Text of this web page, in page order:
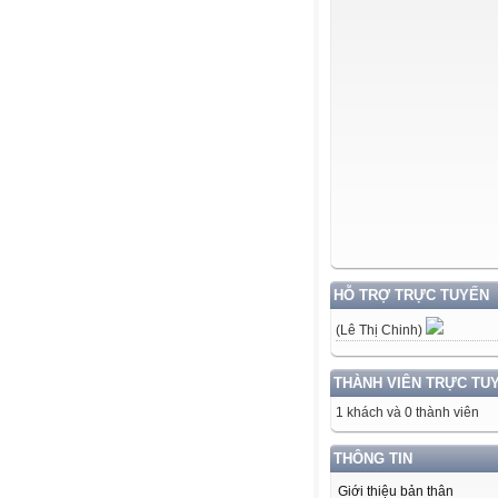
HỖ TRỢ TRỰC TUYẾN
(Lê Thị Chinh)
THÀNH VIÊN TRỰC
1 khách và 0 thành viên
THÔNG TIN
Giới thiệu bản thân